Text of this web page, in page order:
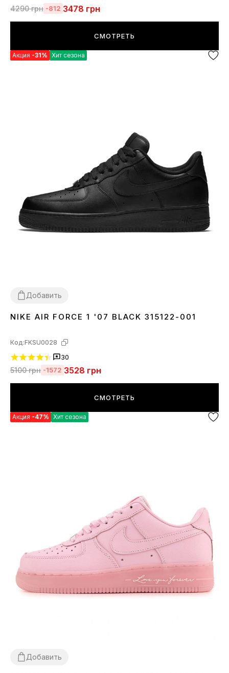
4290грн -812 3478 грн
СМОТРЕТЬ
Акция -31% Хит сезона
Добавить
3637 38 39 40414243 44 45 46
NIKE AIR FORCE 1 '07 BLACK 315122-001
Код:FKSU0028
30
5100грн -1572 3528 грн
СМОТРЕТЬ
Акция -47% Хит сезона
Добавить